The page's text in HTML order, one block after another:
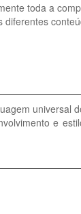
toda a
universal
e